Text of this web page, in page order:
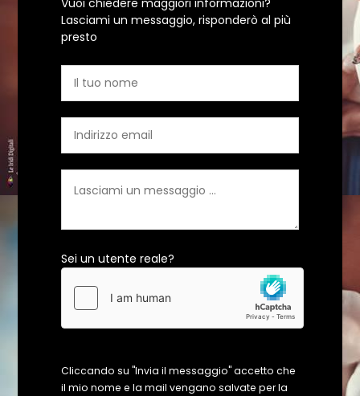
Vuoi chiedere maggiori informazioni?
Lasciami un messaggio, risponderò al più
presto
Sei un utente reale?
Cliccando su "Invia il messaggio" accetto che
il mio nome e la mail vengano salvate per la